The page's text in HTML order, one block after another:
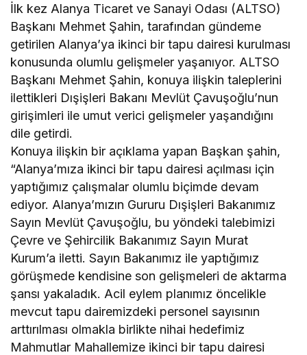
İlk kez Alanya Ticaret ve Sanayi Odası (ALTSO)
Başkanı Mehmet Şahin, tarafından gündeme
getirilen Alanya’ya ikinci bir tapu dairesi kurulması
konusunda olumlu gelişmeler yaşanıyor. ALTSO
Başkanı Mehmet Şahin, konuya ilişkin taleplerini
ilettikleri Dışişleri Bakanı Mevlüt Çavuşoğlu’nun
girişimleri ile umut verici gelişmeler yaşandığını
dile getirdi.
Konuya ilişkin bir açıklama yapan Başkan şahin,
“Alanya’mıza ikinci bir tapu dairesi açılması için
yaptığımız çalışmalar olumlu biçimde devam
ediyor. Alanya’mızın Gururu Dışişleri Bakanımız
Sayın Mevlüt Çavuşoğlu, bu yöndeki talebimizi
Çevre ve Şehircilik Bakanımız Sayın Murat
Kurum’a iletti. Sayın Bakanımız ile yaptığımız
görüşmede kendisine son gelişmeleri de aktarma
şansı yakaladık. Acil eylem planımız öncelikle
mevcut tapu dairemizdeki personel sayısının
arttırılması olmakla birlikte nihai hedefimiz
Mahmutlar Mahallemize ikinci bir tapu dairesi